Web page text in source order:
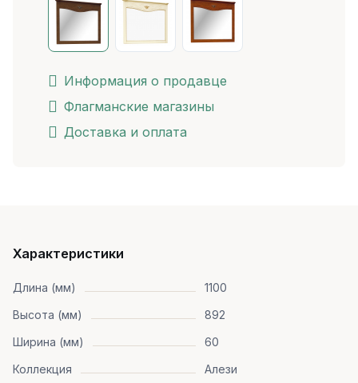
Информация о продавце
Флагманские магазины
Доставка и оплата
Характеристики
Длина (мм)
1100
Высота (мм)
892
Ширина (мм)
60
Коллекция
Алези